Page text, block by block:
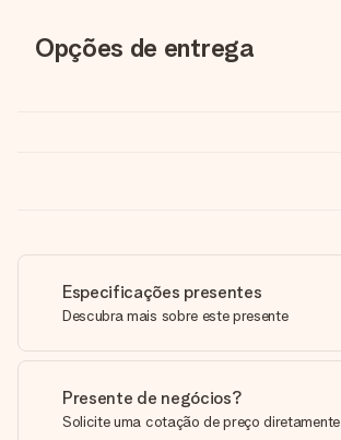
Opções de entrega
Especificações presentes
Descubra mais sobre este presente
Presente de negócios?
Solicite uma cotação de preço diretamente